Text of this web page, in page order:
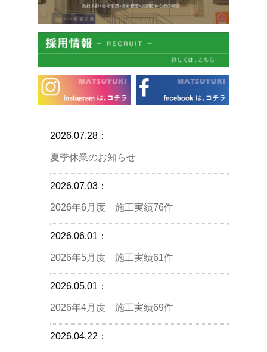
2026.07.28：
夏季休業のお知らせ
2026.07.03：
2026年6月度 施工実績76件
2026.06.01：
2026年5月度 施工実績61件
2026.05.01：
2026年4月度 施工実績69件
2026.04.22：